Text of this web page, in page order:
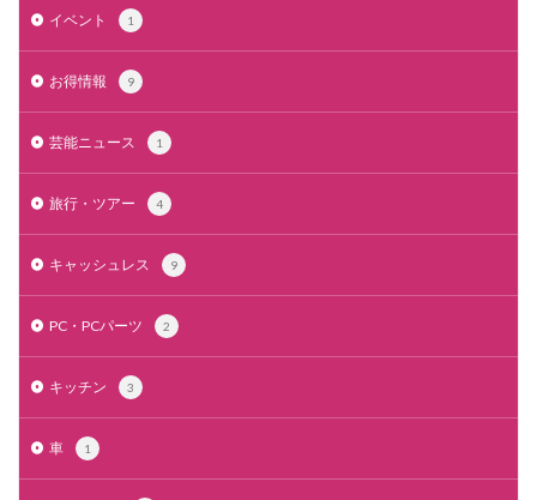
イベント 1
お得情報 9
芸能ニュース 1
旅行・ツアー 4
キャッシュレス 9
PC・PCパーツ 2
キッチン 3
車 1